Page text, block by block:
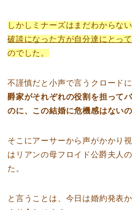
しかしミナーズはまだわからない
破談になった方が自分達にとっ
のでした。
不謹慎だと小声で言うクロードに
爵家がそれぞれの役割を担って
のに、この結婚に危機感はない
そこにアーサーから声がかかり
はリアンの母フロイド公爵夫人
た。
と言うことは、今日は婚約発表